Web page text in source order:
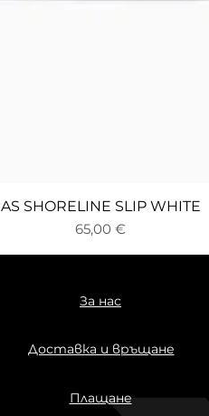
Бърз преглед
AS SHORELINE SLIP WHITE
Цена
65,00 €
За нас
Доставка и връщане
Плащане